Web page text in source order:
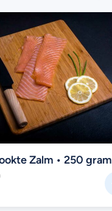
Zalm • 250 gram